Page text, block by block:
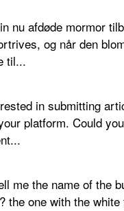
nu afdøde mormor
og når den
til...
in submitting
platform. Could
me the name of the
the one with the